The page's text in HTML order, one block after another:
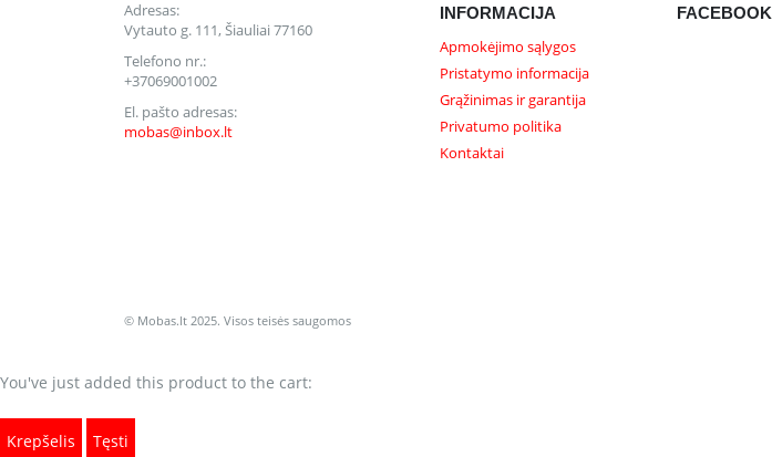
Adresas:
Vytauto g. 111, Šiauliai 77160
Telefono nr.:
+37069001002
El. pašto adresas:
mobas@inbox.lt
INFORMACIJA
Apmokėjimo sąlygos
Pristatymo informacija
Grąžinimas ir garantija
Privatumo politika
Kontaktai
FACEBOOK
© Mobas.lt 2025. Visos teisės saugomos
You've just added this product to the cart:
Krepšelis Tęsti